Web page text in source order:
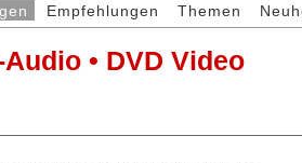
Empfehlungen Themen
Audio • DVD Video